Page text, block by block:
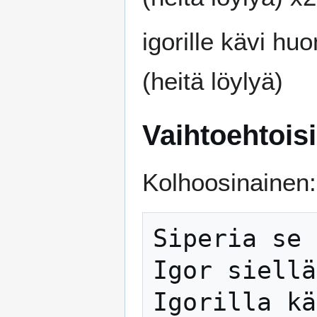
igorille kävi
(heitä löylyä)
Kolhoosinainen:
Siperia se
Igor
Igorilla